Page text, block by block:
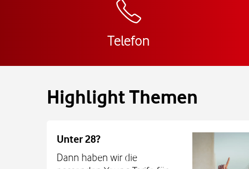
Telefon
Highlight Themen
Unter 28?
Dann haben wir die